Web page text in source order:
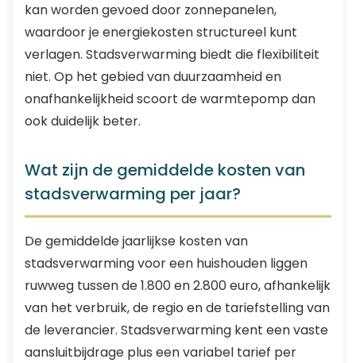
kan worden gevoed door zonnepanelen,
waardoor je energiekosten structureel kunt
verlagen. Stadsverwarming biedt die flexibiliteit
niet. Op het gebied van duurzaamheid en
onafhankelijkheid scoort de warmtepomp dan
ook duidelijk beter.
Wat zijn de gemiddelde kosten van
stadsverwarming per jaar?
De gemiddelde jaarlijkse kosten van
stadsverwarming voor een huishouden liggen
ruwweg tussen de 1.800 en 2.800 euro, afhankelijk
van het verbruik, de regio en de tariefstelling van
de leverancier. Stadsverwarming kent een vaste
aansluitbijdrage plus een variabel tarief per